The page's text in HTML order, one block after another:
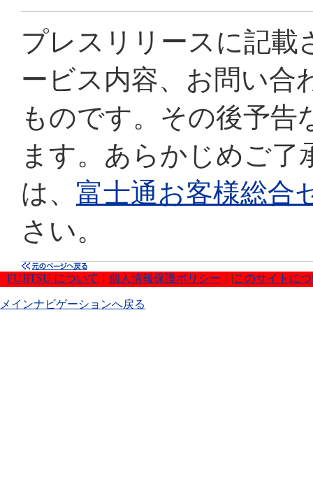
プレスリリースに記載
ービス内容、お問い合
ものです。その後予
ます。あらかじめご了
は、 富士通お客様総合
さい。
FUJITSU について | 個人情報保護ポリシー | |このサイトに
メインナビゲーションへ戻る